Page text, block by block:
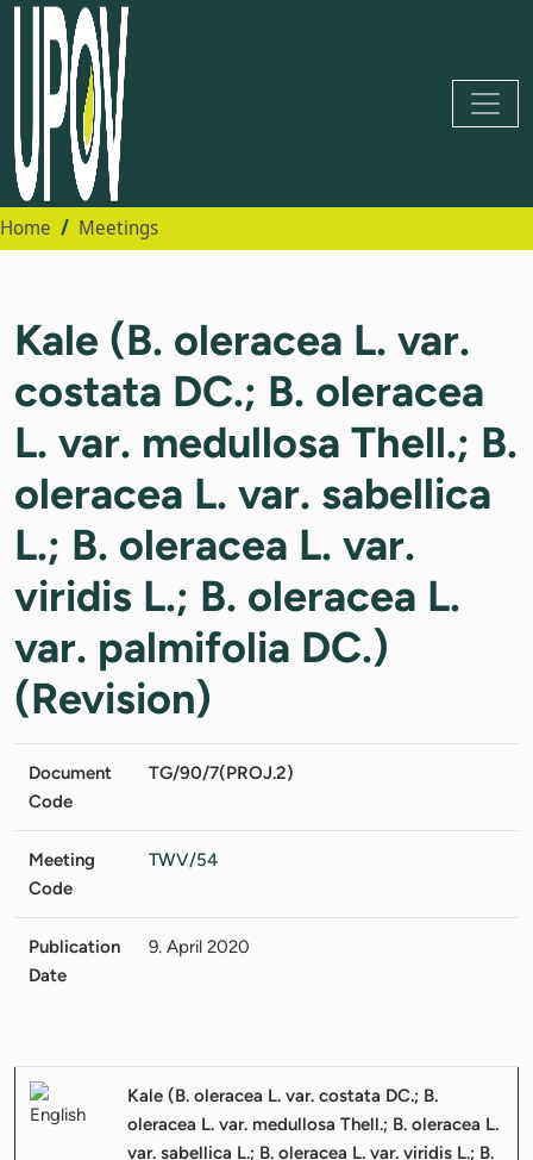
Home Meetings
Kale (B. oleracea L. var.
costata DC.; B. oleracea
L. var. medullosa Thell.; B.
oleracea L. var. sabellica
L.; B. oleracea L. var.
viridis L.; B. oleracea L.
var. palmifolia DC.)
(Revision)
Document
Code
TG/90/7(PROJ.2)
Meeting
Code
TWV/54
Publication
Date
9. April 2020
Kale (B. oleracea L. var. costata DC.; B.
oleracea L. var. medullosa Thell.; B. oleracea L.
var. sabellica L.; B. oleracea L. var. viridis L.; B.